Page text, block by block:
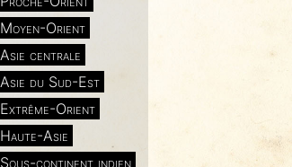
Moyen-Orient
Asie centrale
Asie du Sud-Est
Extrême-Orient
Haute-Asie
Sous-continent indien